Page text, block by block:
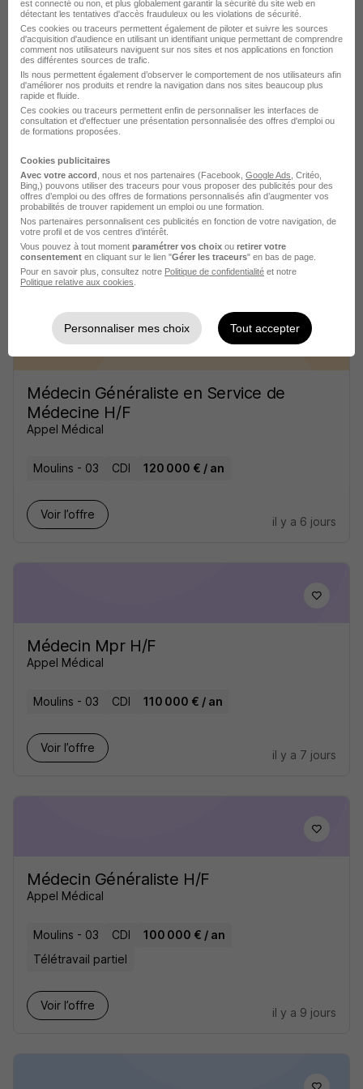
Voir l’offre
il y a 1 heure
Médecin Mpr H/F
Appel Médical
Moulins - 03 CDI 130 000 € / an
Voir l’offre
il y a 6 jours
Médecin Généraliste en Service de
Médecine H/F
Appel Médical
Moulins - 03 CDI 120 000 € / an
Voir l’offre
il y a 6 jours
Médecin Mpr H/F
Appel Médical
Moulins - 03 CDI 110 000 € / an
Voir l’offre
il y a 7 jours
Médecin Généraliste H/F
Appel Médical
Moulins - 03 CDI
100 000 € / an
Télétravail partiel
Voir l’offre
il y a 9 jours
est connecté ou non, et plus globalement garantir la sécurité du site web en
détectant les tentatives d'accès frauduleux ou les violations de sécurité.
Ces cookies ou traceurs permettent également de piloter et suivre les sources
d'acquisition d'audience en utilisant un identifiant unique permettant de comprendre
comment nos utilisateurs naviguent sur nos sites et nos applications en fonction
des différentes sources de trafic.
Ils nous permettent également d’observer le comportement de nos utilisateurs afin
d'améliorer nos produits et rendre la navigation dans nos sites beaucoup plus
rapide et fluide.
Ces cookies ou traceurs permettent enfin de personnaliser les interfaces de
consultation et d'effectuer une présentation personnalisée des offres d'emploi ou
de formations proposées.
Cookies publicitaires
Avec votre accord , nous et nos partenaires (Facebook, Google Ads , Critéo,
Bing,) pouvons utiliser des traceurs pour vous proposer des publicités pour des
offres d’emploi ou des offres de formations personnalisés afin d’augmenter vos
probabilités de trouver rapidement un emploi ou une formation.
Nos partenaires personnalisent ces publicités en fonction de votre navigation, de
votre profil et de vos centres d’intérêt.
Vous pouvez à tout moment paramétrer vos choix ou retirer votre
consentement en cliquant sur le lien "Gérer les traceurs" en bas de page.
Pour en savoir plus, consultez notre Politique de confidentialité et notre
Politique relative aux cookies
Personnaliser mes choix Tout accepter